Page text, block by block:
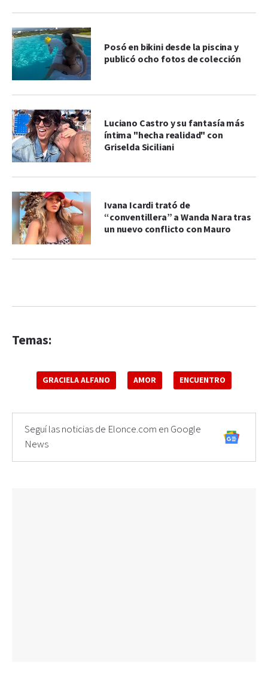
Posó en bikini desde la piscina y
publicó ocho fotos de colección
Luciano Castro y su fantasía más
íntima "hecha realidad" con
Griselda Siciliani
Ivana Icardi trató de
“conventillera” a Wanda Nara tras
un nuevo conflicto con Mauro
Temas:
GRACIELA ALFANO AMOR ENCUENTRO
Seguí las noticias de Elonce.com en Google
News